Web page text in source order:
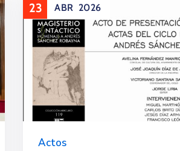
23 ABR 2026
Actos